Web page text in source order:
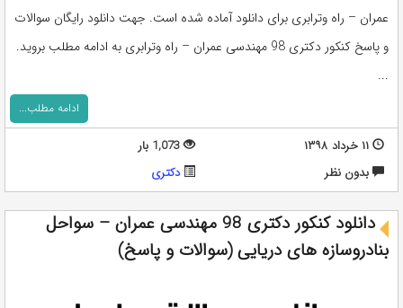
عمران – راه وترابری برای دانلود آماده شده است. جهت دانلود رایگان سوالات
و پاسخ کنکور دکتری 98 مهندسی عمران – راه وترابری به ادامه مطلب بروید.
...
ادامه مطلب...
۱۱ خرداد ۱۳۹۸
1,073 بار
بدون نظر
دکتری
دانلود کنکور دکتری 98 مهندسی عمران – سواحل
بنادروسازه های دریایی (سوالات و پاسخ)